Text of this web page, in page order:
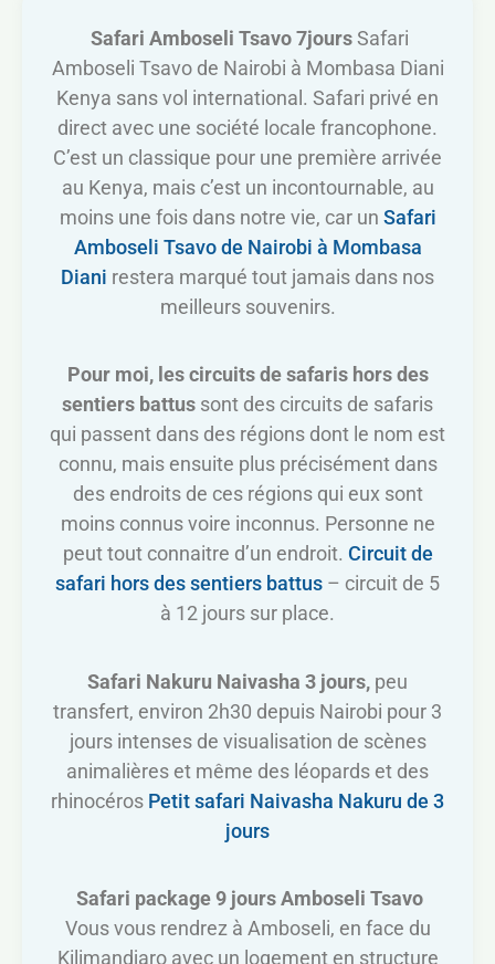
Safari Amboseli Tsavo 7joursSafari
Amboseli Tsavo de Nairobi à Mombasa Diani
Kenya sans vol international. Safari privé en
direct avec une société locale francophone.
C’est un classique pour une première arrivée
au Kenya, mais c’est un incontournable, au
moins une fois dans notre vie, car un Safari
Amboseli Tsavo de Nairobi à Mombasa
Diani restera marqué tout jamais dans nos
meilleurs souvenirs.
Pour moi, les circuits de safaris hors des
sentiers battus sont des circuits de safaris
qui passent dans des régions dont le nom est
connu, mais ensuite plus précisément dans
des endroits de ces régions qui eux sont
moins connus voire inconnus. Personne ne
peut tout connaitre d’un endroit. Circuit de
safari hors des sentiers battus – circuit de 5
à 12 jours sur place.
Safari Nakuru Naivasha 3 jours, peu
transfert, environ 2h30 depuis Nairobi pour 3
jours intenses de visualisation de scènes
animalières et même des léopards et des
rhinocéros Petit safari Naivasha Nakuru de 3
jours
Safari package 9 jours Amboseli Tsavo
Vous vous rendrez à Amboseli, en face du
Kilimandjaro avec un logement en structure